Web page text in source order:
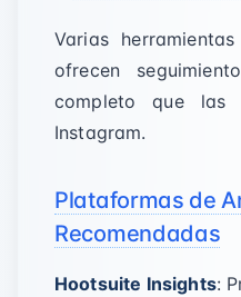
Varias
ofrecen
completo que las
Instagram.
Plataformas de
Recomendadas
Hootsuite Insights: